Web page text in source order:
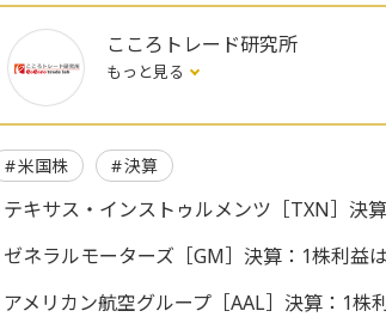
こころトレード研究所
もっと見る
米国株 決算
テキサス・インストゥルメンツ［TXN］決
ゼネラルモーターズ［GM］決算：1株利益
アメリカン航空グループ［AAL］決算：1株